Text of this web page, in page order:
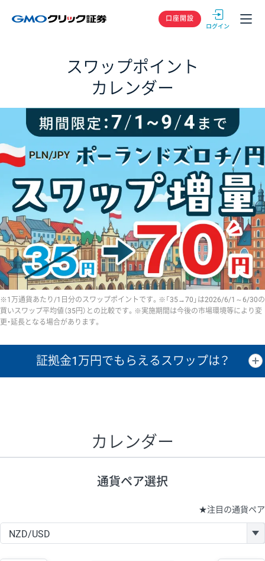
GMOクリック
口座開設
スワップポイント
カレンダー
※1万通貨あたり/1日分のスワップポイントです。※「35→70」は2026/6/1～6/30の
買いスワップ平均値（35円）との比較です。※実施期間は今後の市場環境等により変
更・延長となる場合があります。
証拠金1万円でもらえるスワップは？
1万通貨
昇順 降順
23.6円
EUR/JPY 75円 74,270円 10円
GBP/JPY 170円 86,230円 19.7円
カレンダー
通貨ペア選択
★注目の通貨ペア